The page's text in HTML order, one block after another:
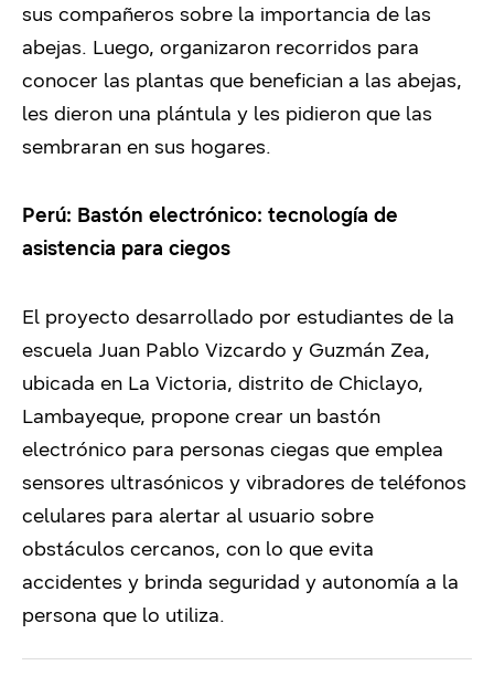
sus compañeros sobre la importancia de las
abejas. Luego, organizaron recorridos para
conocer las plantas que benefician a las abejas,
les dieron una plántula y les pidieron que las
sembraran en sus hogares.
Perú: Bastón electrónico: tecnología de
asistencia para ciegos
El proyecto desarrollado por estudiantes de la
escuela Juan Pablo Vizcardo y Guzmán Zea,
ubicada en La Victoria, distrito de Chiclayo,
Lambayeque, propone crear un bastón
electrónico para personas ciegas que emplea
sensores ultrasónicos y vibradores de teléfonos
celulares para alertar al usuario sobre
obstáculos cercanos, con lo que evita
accidentes y brinda seguridad y autonomía a la
persona que lo utiliza.